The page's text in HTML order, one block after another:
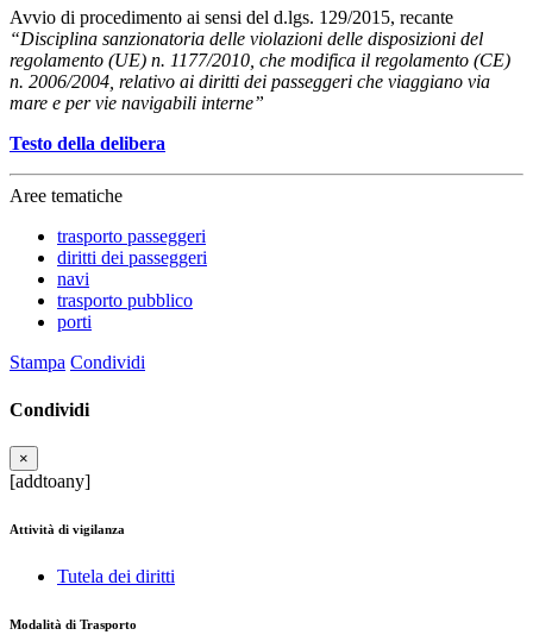
Avvio di procedimento ai sensi del d.lgs. 129/2015, recante
“Disciplina sanzionatoria delle violazioni delle disposizioni del
regolamento (UE) n. 1177/2010, che modifica il regolamento (CE)
n. 2006/2004, relativo ai diritti dei passeggeri che viaggiano via
mare e per vie navigabili interne”
Testo della delibera
Aree tematiche
trasporto passeggeri
diritti dei passeggeri
navi
trasporto pubblico
porti
Stampa Condividi
Condividi
×
[addtoany]
Attività di vigilanza
Tutela dei diritti
Modalità di Trasporto